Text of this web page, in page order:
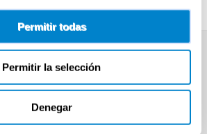
Permitir todas
Permitir la selección
Denegar